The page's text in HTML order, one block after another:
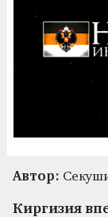
Автор:
Киргизия